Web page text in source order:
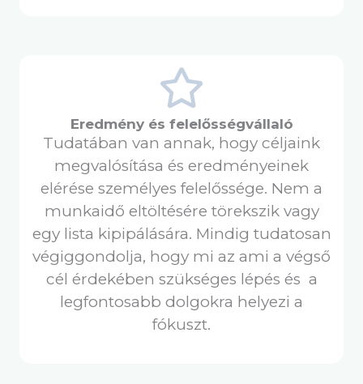
Eredmény és felelősségvállaló
Tudatában van annak, hogy céljaink
megvalósítása és eredményeinek
elérése személyes felelőssége. Nem a
munkaidő eltöltésére törekszik vagy
egy lista kipipálására. Mindig tudatosan
végiggondolja, hogy mi az ami a végső
cél érdekében szükséges lépés és a
legfontosabb dolgokra helyezi a
fókuszt.